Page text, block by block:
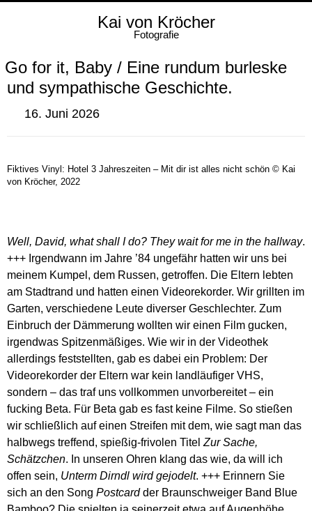
Kai von Kröcher
Fotografie
Go for it, Baby / Eine rundum burleske
und sympathische Geschichte.
16. Juni 2026
Fiktives Vinyl: Hotel 3 Jahreszeiten – Mit dir ist alles nicht schön © Kai
von Kröcher, 2022
Well, David, what shall I do? They wait for me in the hallway.
+++ Irgendwann im Jahre ’84 ungefähr hatten wir uns bei
meinem Kumpel, dem Russen, getroffen. Die Eltern lebten
am Stadtrand und hatten einen Videorekorder. Wir grillten im
Garten, verschiedene Leute diverser Geschlechter. Zum
Einbruch der Dämmerung wollten wir einen Film gucken,
irgendwas Spitzenmäßiges. Wie wir in der Videothek
allerdings feststellten, gab es dabei ein Problem: Der
Videorekorder der Eltern war kein landläufiger VHS,
sondern – das traf uns vollkommen unvorbereitet – ein
fucking Beta. Für Beta gab es fast keine Filme. So stießen
wir schließlich auf einen Streifen mit dem, wie sagt man das
halbwegs treffend, spießig-frivolen Titel Zur Sache,
Schätzchen. In unseren Ohren klang das wie, da will ich
offen sein, Unterm Dirndl wird gejodelt. +++ Erinnern Sie
sich an den Song Postcardder Braunschweiger Band Blue